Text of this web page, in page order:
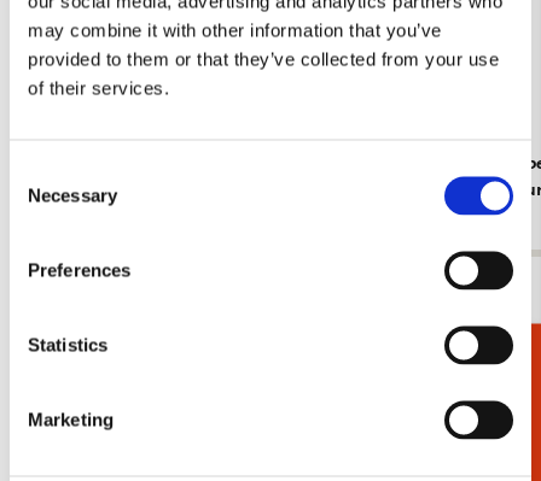
may combine it with other information that you’ve
provided to them or that they’ve collected from your use
of their services.
Selection
Necessary
Preferences
Statistics
Marketing
€ 2,99
Dieren,
€ 2,99
Meer van Royal Delft Cadeaukiezer